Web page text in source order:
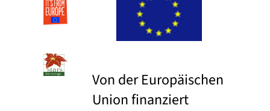
Von der Europäischen
Union finanziert